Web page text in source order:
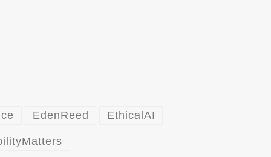
EdenReed EthicalAI